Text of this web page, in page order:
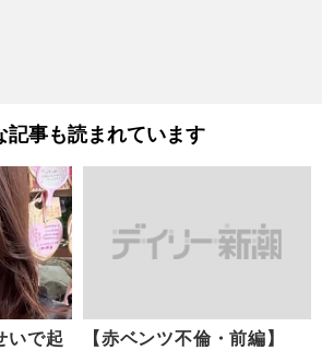
記事も読まれています
いで起
【赤ベンツ不倫・前編】